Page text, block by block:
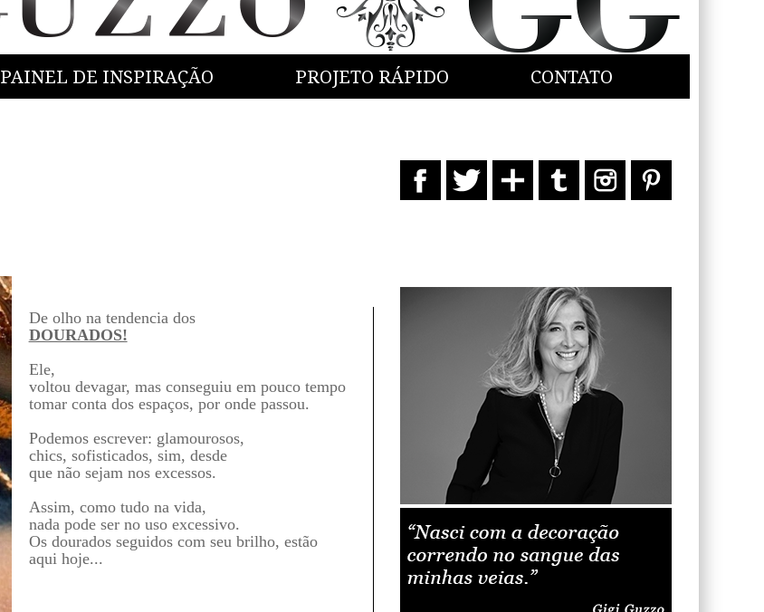
PAINEL DE INSPIRAÇÃO PROJETO RÁPIDO CONTATO
De olho na tendencia dos
DOURADOS!
Ele,
voltou devagar, mas conseguiu em pouco tempo
tomar conta dos espaços, por onde passou.
Podemos escrever: glamourosos,
chics, sofisticados, sim, desde
que não sejam nos excessos.
Assim, como tudo na vida,
nada pode ser no uso excessivo.
Os dourados seguidos com seu brilho, estão
aqui hoje...